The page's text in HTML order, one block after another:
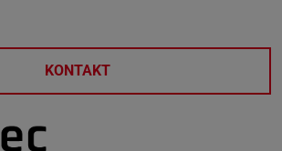
KONTAKT